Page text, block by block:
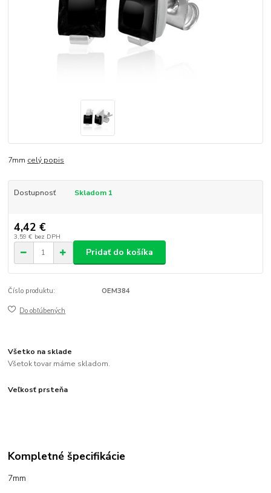
7mm celý popis
Dostupnosť Skladom 1
4,42 €
3,59 € bez DPH
Pridať do košíka
Číslo produktu: OEM384
Do obľúbených
Všetko na sklade
Všetok tovar máme skladom.
Veľkosť prsteňa
Kompletné špecifikácie
7mm